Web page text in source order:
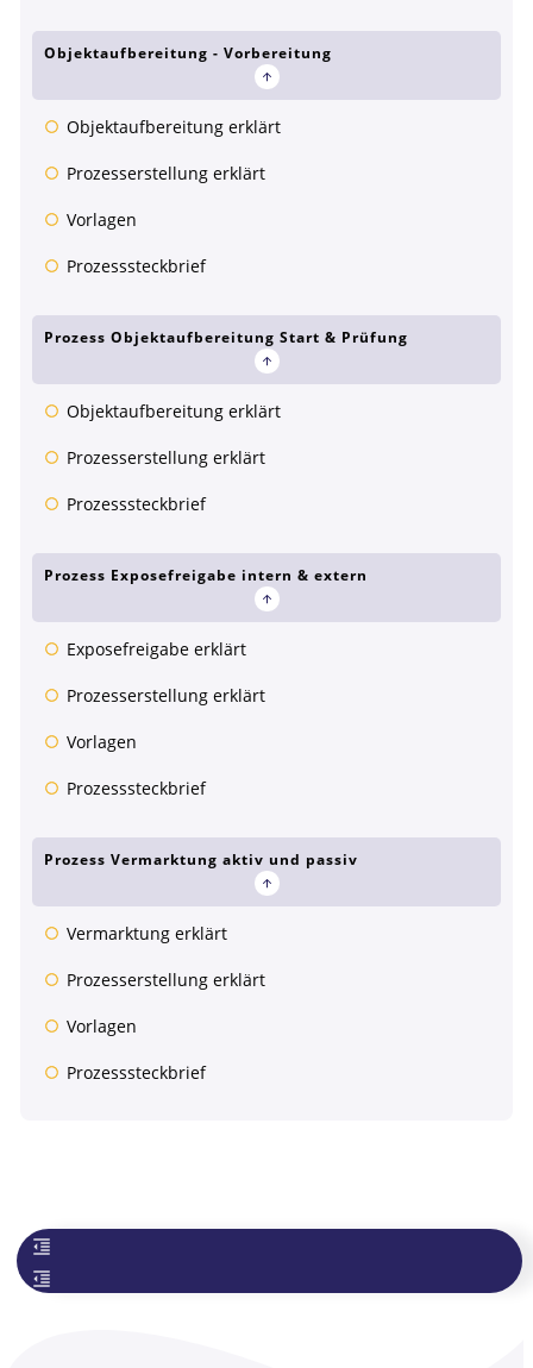
Objektaufbereitung - Vorbereitung
Objektaufbereitung erklärt
Prozesserstellung erklärt
Vorlagen
Prozesssteckbrief
Prozess Objektaufbereitung Start & Prüfung
Objektaufbereitung erklärt
Prozesserstellung erklärt
Prozesssteckbrief
Prozess Exposefreigabe intern & extern
Exposefreigabe erklärt
Prozesserstellung erklärt
Vorlagen
Prozesssteckbrief
Prozess Vermarktung aktiv und passiv
Vermarktung erklärt
Prozesserstellung erklärt
Vorlagen
Prozesssteckbrief